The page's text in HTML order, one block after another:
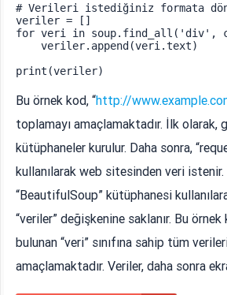
# Verileri istediğiniz formata
veriler = []
for veri in soup.find_all('div',
    veriler.append(veri.text)
Bu örnek kod, “http://
toplamayı amaçlamaktadır. İlk olarak,
kütüphaneler kurulur. Daha sonra,
kullanılarak web sitesinden veri istenir.
“BeautifulSoup” kütüphanesi
“veriler” değişkenine saklanır. Bu
bulunan “veri” sınıfına sahip tüm
amaçlamaktadır. Veriler, daha sonra